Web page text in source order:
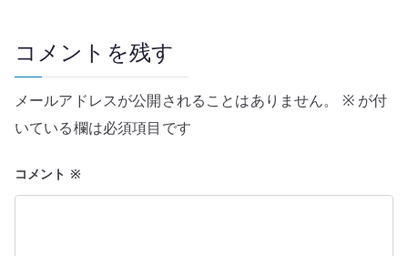
ゲ
ー
シ
ン
コメントを残す
メールアドレスが公開されることはありません。 ※が付
いている欄は必須項目です
コメント ※